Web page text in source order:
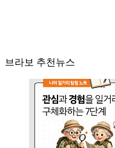
브라보 추천뉴스